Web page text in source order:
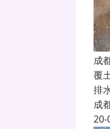
成
覆
排
成
20-